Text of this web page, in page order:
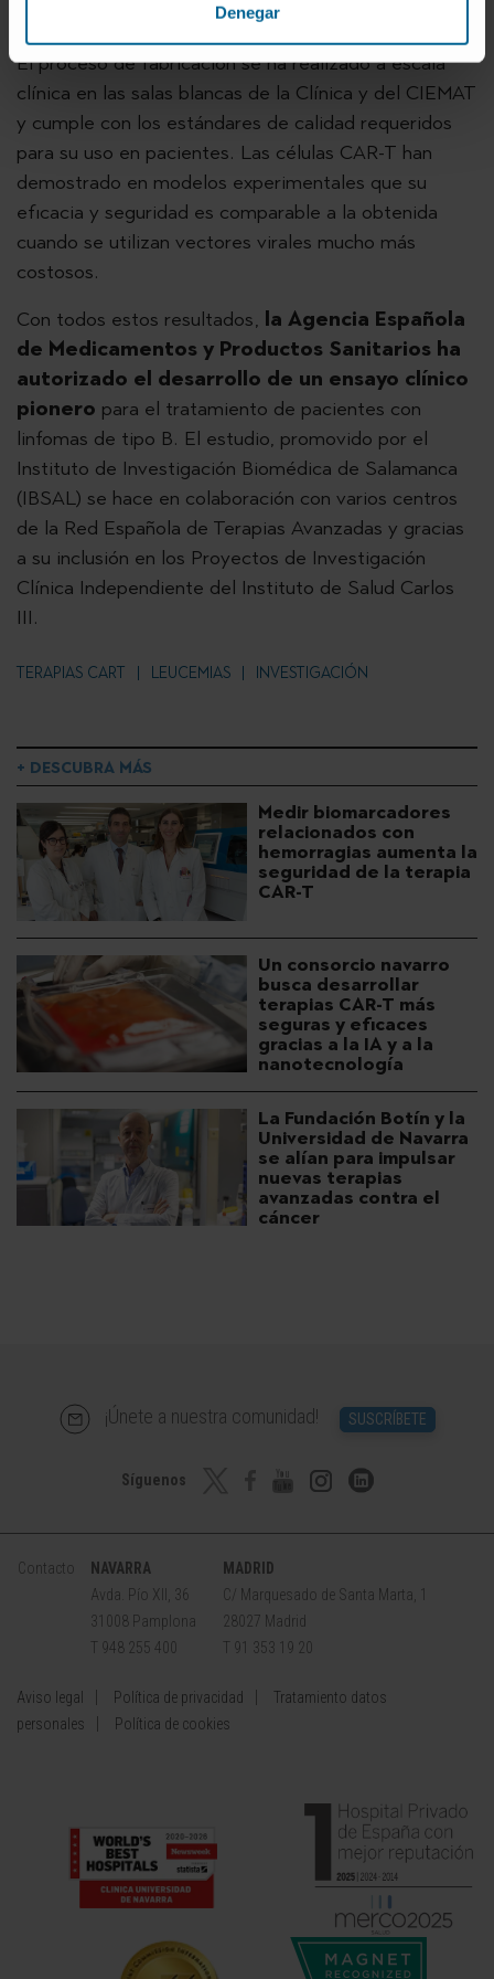
Denegar
El proceso de fabricación se ha realizado a escala
clínica en las salas blancas de la Clínica y del CIEMAT
y cumple con los estándares de calidad requeridos
para su uso en pacientes. Las células CAR-T han
demostrado en modelos experimentales que su
eficacia y seguridad es comparable a la obtenida
cuando se utilizan vectores virales mucho más
costosos.
Con todos estos resultados, la Agencia Española
de Medicamentos y Productos Sanitarios ha
autorizado el desarrollo de un ensayo clínico
pionero para el tratamiento de pacientes con
linfomas de tipo B. El estudio, promovido por el
Instituto de Investigación Biomédica de Salamanca
(IBSAL) se hace en colaboración con varios centros
de la Red Española de Terapias Avanzadas y gracias
a su inclusión en los Proyectos de Investigación
Clínica Independiente del Instituto de Salud Carlos
III.
TERAPIAS CART LEUCEMIAS INVESTIGACIÓN
+ DESCUBRA MÁS
Medir biomarcadores
relacionados con
hemorragias aumenta la
seguridad de la terapia
CAR-T
Un consorcio navarro
busca desarrollar
terapias CAR-T más
seguras y eficaces
gracias a la IA y a la
nanotecnología
La Fundación Botín y la
Universidad de Navarra
se alían para impulsar
nuevas terapias
avanzadas contra el
cáncer
¡Únete a nuestra comunidad! SUSCRÍBETE
Síguenos
Contacto
NAVARRA
Avda. Pío XII, 36
31008 Pamplona
T 948 255 400
MADRID
C/ Marquesado de Santa Marta, 1
28027 Madrid
T 91 353 19 20
Aviso legal Política de privacidad
Tratamiento datos
personales
Política de cookies